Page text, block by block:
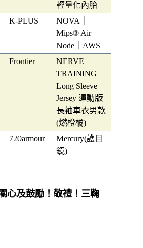
輕量化內胎
K-PLUS
NOVA｜
Mips® Air
Node｜AWS
Frontier
NERVE
TRAINING
Long Sleeve
Jersey 運動版
長袖車衣男款
(燃橙橘)
720armour
Mercury(護目
鏡)
心及鼓勵！敬禮！三鞠